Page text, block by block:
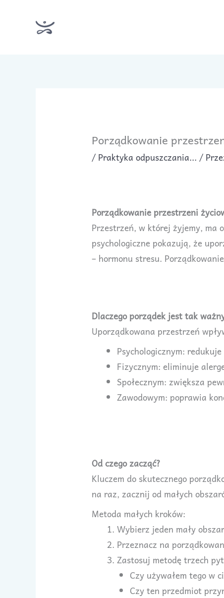
Porządkowanie
/ Praktyka odpuszczania... /
Porządkowanie przestrzeni
Przestrzeń, w której żyjemy, ma
psychologiczne pokazują, że
– hormonu stresu.
Dlaczego porządek jest tak
Uporządkowana przestrzeń
Psychologicznym:
Fizycznym: eliminuje
Społecznym: zwiększa
Zawodowym: poprawia
Od czego zacząć?
Kluczem do skutecznego
na raz, zacznij od małych
Metoda małych kroków:
Wybierz jeden mały
Przeznacz na
Zastosuj metodę trzech
Czy używałem tego w
Czy ten przedmiot